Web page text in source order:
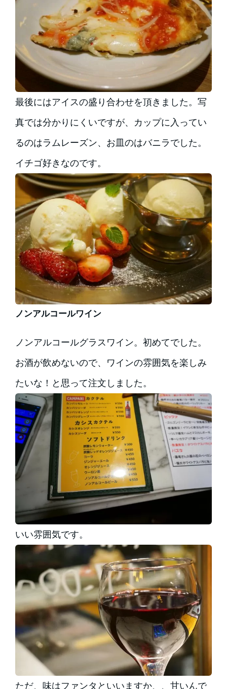
最後にはアイスの盛り合わせを頂きました。写
真では分かりにくいですが、カップに入ってい
るのはラムレーズン、お皿のはバニラでした。
イチゴ好きなのです。
ノンアルコールワイン
ノンアルコールグラスワイン。初めてでした。
お酒が飲めないので、ワインの雰囲気を楽しみ
たいな！と思って注文しました。
いい雰囲気です。
ただ、味はファンタといいますか、、甘いんで